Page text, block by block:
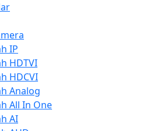
IP
HDTVI
HDCVI
Analog
All In One
AI